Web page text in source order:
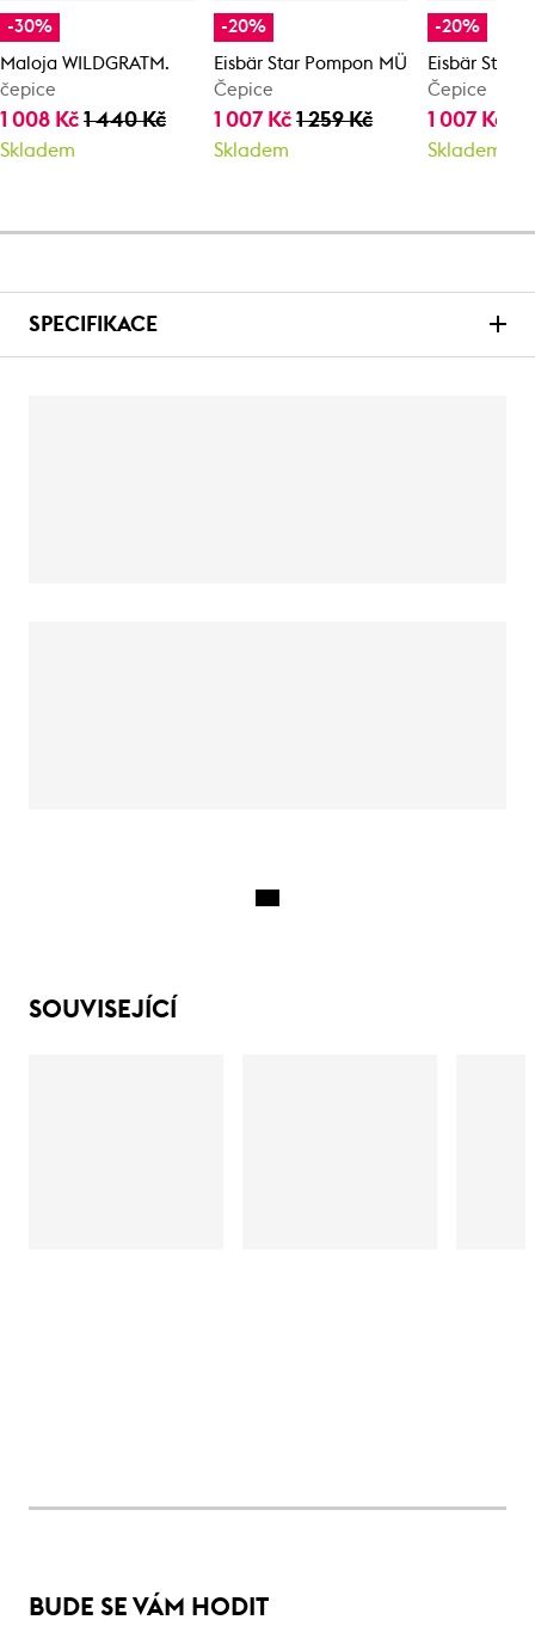
-30%
Maloja WILDGRATM.
čepice
1 008 Kč 1 440 Kč
Skladem
-20%
Eisbär Star Pompon MÜ
Čepice
1 007 Kč1 259 Kč
Skladem
-20%
Eisbär Star
Čepice
1 007 Kč
Skladem
SPECIFIKACE
SOUVISEJÍCÍ
BUDE SE VÁM HODIT